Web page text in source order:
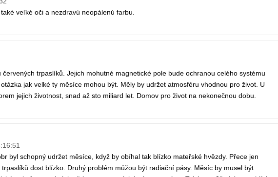
veľké oči a nezdravú neopálenú farbu.
trpaslíků. Jejich mohutné magnetické pole bude ochranou celého systému
jak velké ty měsíce mohou být. Měly by udržet atmosféru vhodnou pro život. U
jejich životnost, snad až sto miliard let. Domov pro život na nekonečnou dobu.
byl schopný udržet měsíce, když by obíhal tak blízko mateřské hvězdy. Přece jen
dost blízko. Druhý problém můžou být radiační pásy. Měsíc by musel být